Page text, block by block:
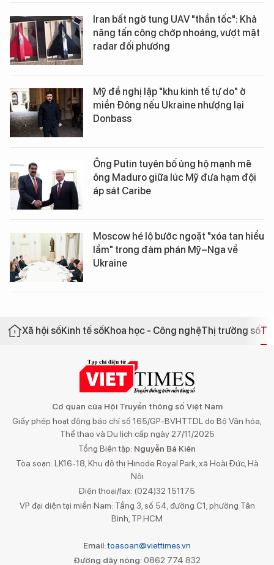
Iran bất ngờ tung UAV "thần tốc": Khả
năng tấn công chớp nhoáng, vượt mặt
radar đối phương
Mỹ đề nghị lập "khu kinh tế tự do" ở
miền Đông nếu Ukraine nhượng lại
Donbass
Ông Putin tuyên bố ủng hộ mạnh mẽ
ông Maduro giữa lúc Mỹ đưa hạm đội
áp sát Caribe
Moscow hé lộ bước ngoặt "xóa tan hiểu
lầm" trong đàm phán Mỹ–Nga về
Ukraine
Xã hội sốKinh tế sốKhoa học - Công nghệThị trường số
Cơ quan của Hội Truyền thông số Việt Nam
Giấy phép hoạt động báo chí số 165/GP-BVHTTDL do Bộ Văn hóa,
Thể thao và Du lịch cấp ngày 27/11/2025
Tổng Biên tập: Nguyễn Bá Kiên
Tòa soạn: LK16-18, Khu đô thị Hinode Royal Park, xã Hoài Đức, Hà
Nội
Điện thoại/fax: (024)32 151175
VP đại diện tại miền Nam: Tầng 3, số 54, đường C1, phường Tân
Bình, TP.HCM
Email:toasoan@viettimes.vn
Đường dây nóng: 0862 774 832